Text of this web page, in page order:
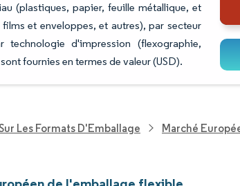
(plastiques, papier, feuille métallique, et
et enveloppes, et autres), par secteur
d'impression (flexographie,
fournies en termes de valeur (USD).
Les Formats D'Emballage Marché